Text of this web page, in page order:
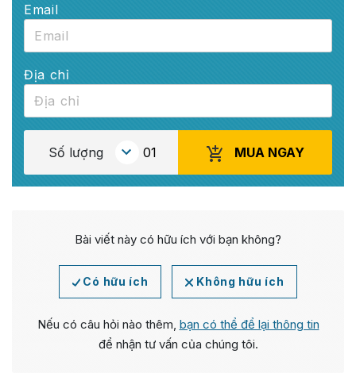
Email
Địa chỉ
Số lượng MUA NGAY
Bài viết này có hữu ích với bạn không?
Có hữu ích Không hữu ích
Nếu có câu hỏi nào thêm, bạn có thể để lại thông tin
để nhận tư vấn của chúng tôi.